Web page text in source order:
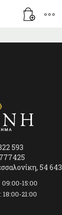
593
54 643
15:00
21:00